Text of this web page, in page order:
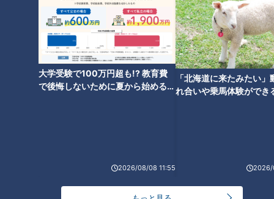
大学受験で100万円超も!? 教育費
で後悔しないために夏から始めるお
2026/08/08 11:55
「北海道に来たみたい」
れ合いや乗馬体験ができ
2026/
2019年のことで、ウクライナへの軍事支援の代わりに、対立
する民主党のバイデン氏（現大統領）に関する調査を依頼した